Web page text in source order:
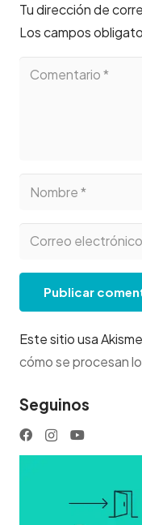
Tu dirección de
Los campos
Publicar
Este sitio usa
cómo se procesan
Seguinos